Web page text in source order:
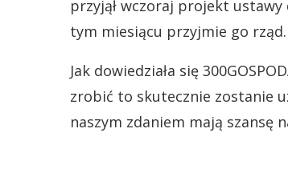
przyjął wczoraj projekt ustawy
tym miesiącu przyjmie go rząd.
Jak dowiedziała się
zrobić to skutecznie zostanie
naszym zdaniem mają szansę